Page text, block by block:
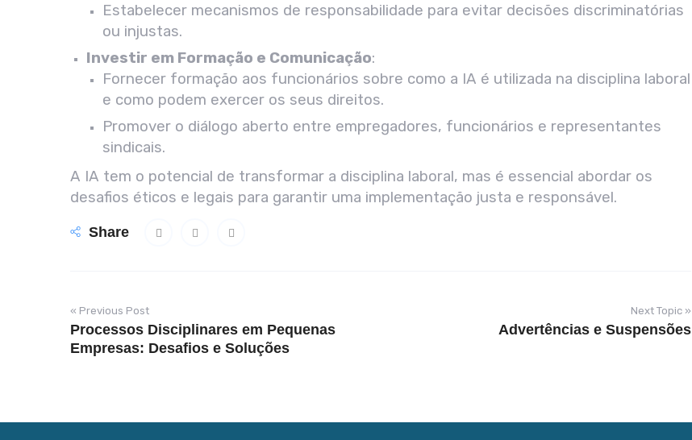
Estabelecer mecanismos de responsabilidade para evitar decisões discriminatórias
ou injustas.
Investir em Formação e Comunicação:
Fornecer formação aos funcionários sobre como a IA é utilizada na disciplina laboral
e como podem exercer os seus direitos.
Promover o diálogo aberto entre empregadores, funcionários e representantes
sindicais.
A IA tem o potencial de transformar a disciplina laboral, mas é essencial abordar os
desafios éticos e legais para garantir uma implementação justa e responsável.
Share
« Previous Post
Processos Disciplinares em Pequenas
Empresas: Desafios e Soluções
Next Topic »
Advertências e Suspensões